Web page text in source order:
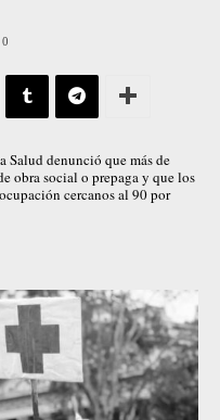
0
Salud denunció que más de
obra social o prepaga y que los
cercanos al 90 por